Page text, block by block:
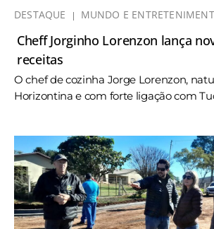
DESTAQUE MUNDO E
Cheff Jorginho Lorenzon lança
receitas
O chef de cozinha Jorge Lorenzon,
Horizontina e com forte ligação com